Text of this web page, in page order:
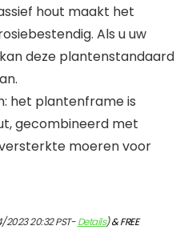
hout maakt het
Als u uw
deze plantenstandaard
het plantenframe is
gecombineerd met
moeren voor
20:32 PST-Details)&FREE